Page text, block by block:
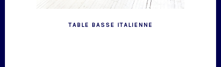
TABLE BASSE ITALIENNE